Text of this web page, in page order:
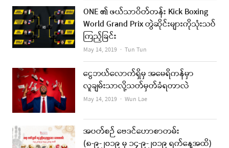
ONE ၏ ဖယ်သာဝိတ်တန်း Kick Boxing
World Grand Prix တွဲဆိုင်းများကိုသုံးသပ်
ကြည့်ခြင်း
May 14, 2019 Author
Tun Tun
ငွေဘယ်လောက်ရှိမှ အမေရိကန်မှာ
လူချမ်းသာလို့သတ်မှတ်ခံရတာလဲ
May 14, 2019 Author
Wun Lae
အပတ်စဉ် ဗေဒင်ဟောစာတမ်း
(၈-၉-၂၀၁၉ မှ ၁၄-၉-၂၀၁၉ ရက်နေ့အထိ)